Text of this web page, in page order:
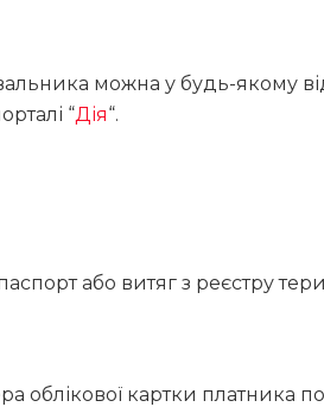
можна у будь-якому
“Дія“.
або витяг з реєстру
картки платника